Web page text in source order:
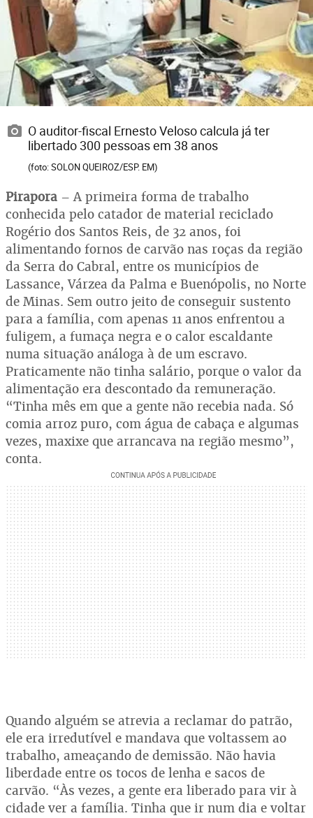
O auditor-fiscal Ernesto Veloso calcula já ter
libertado 300 pessoas em 38 anos
(foto: SOLON QUEIROZ/ESP. EM)
Pirapora – A primeira forma de trabalho
conhecida pelo catador de material reciclado
Rogério dos Santos Reis, de 32 anos, foi
alimentando fornos de carvão nas roças da região
da Serra do Cabral, entre os municípios de
Lassance, Várzea da Palma e Buenópolis, no Norte
de Minas. Sem outro jeito de conseguir sustento
para a família, com apenas 11 anos enfrentou a
fuligem, a fumaça negra e o calor escaldante
numa situação análoga à de um escravo.
Praticamente não tinha salário, porque o valor da
alimentação era descontado da remuneração.
“Tinha mês em que a gente não recebia nada. Só
comia arroz puro, com água de cabaça e algumas
vezes, maxixe que arrancava na região mesmo”,
conta.
Quando alguém se atrevia a reclamar do patrão,
ele era irredutível e mandava que voltassem ao
trabalho, ameaçando de demissão. Não havia
liberdade entre os tocos de lenha e sacos de
carvão. “Às vezes, a gente era liberado para vir à
cidade ver a família. Tinha que ir num dia e voltar